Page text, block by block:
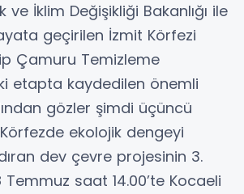
ve İklim Değişikliği Bakanlığı ile
geçirilen İzmit Körfezi
Çamuru Temizleme
etapta kaydedilen önemli
gözler şimdi üçüncü
ekolojik dengeyi
dev çevre projesinin 3.
saat 14.00’te Kocaeli